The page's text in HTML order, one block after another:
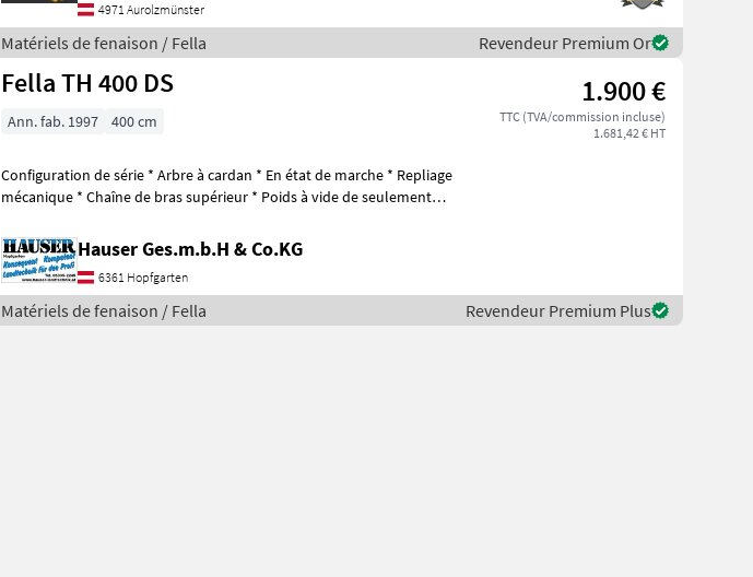
4971 Aurolzmünster
Matériels de fenaison / Fella Revendeur Premium Or
Fella TH 400 DS 1.900 €
TTC (TVA/commission incluse)
1.681,42 € HT
Ann. fab. 1997 400 cm
Configuration de série * Arbre à cardan * En état de marche * Repliage
mécanique * Chaîne de bras supérieur * Poids à vide de seulement
Hauser Ges.m.b.H & Co.KG
6361 Hopfgarten
Matériels de fenaison / Fella Revendeur Premium Plus